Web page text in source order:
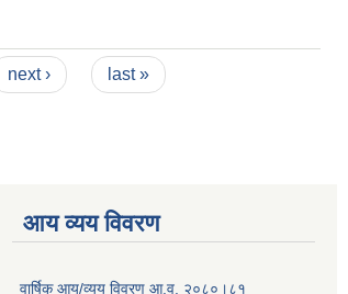
next › last »
आय व्यय विवरण
वार्षिक आय/व्यय विवरण आ.व. २०८०।८१